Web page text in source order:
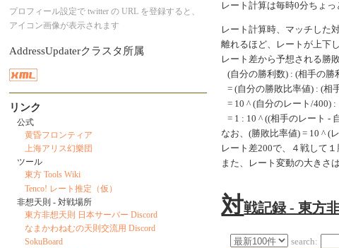
レート計算は毎時0分ちょっ
レート計算時、マッチした
離れるほど、レートが上下し
レート差から予想される勝
(自分の勝利数) : (相手の勝
= (自分の勝敗比率値) : (相
= 10 ^ (自分のレート/400)
= 1 : 10 ^ ((相手のレート -
なお、(勝敗比率値) = 10 ^ (
レート差200で、４戦して
また、レート変動の大きさ
対戦記録 - 東方
search:
プロフィール設定で twitter の URL を登録すると、
アイコン画像が表示されます
AddressUpdaterクラスタ所属
リンク
公式
黄昏フロンティア
上海アリス幻樂団
ツール
東方 Tools Wiki
Tenco! レート推定（仮）
非想天則 - 対戦場所
東方非想天則 日本サーバー Discord
なまかわねむの天則交流用 Discord
SokuBoard